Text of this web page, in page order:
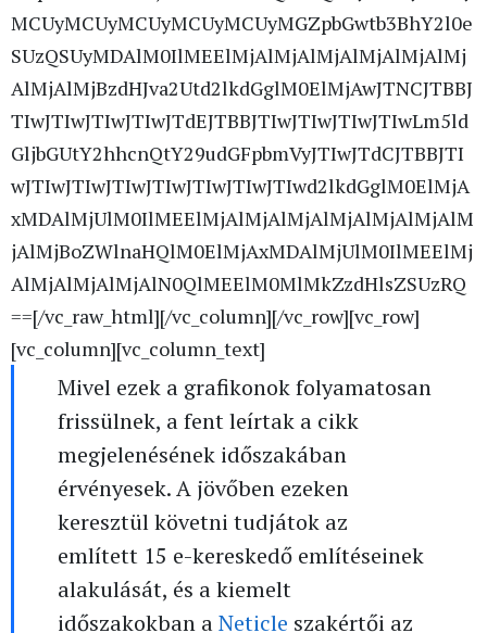
MCUyMCUyMCUyMCUyMCUyMGZpbGwtb3BhY2l0e
SUzQSUyMDAlM0IlMEElMjAlMjAlMjAlMjAlMjAlMj
AlMjAlMjBzdHJva2Utd2lkdGglM0ElMjAwJTNCJTBBJ
TIwJTIwJTIwJTIwJTdEJTBBJTIwJTIwJTIwJTIwLm5ld
GljbGUtY2hhcnQtY29udGFpbmVyJTIwJTdCJTBBJTI
wJTIwJTIwJTIwJTIwJTIwJTIwJTIwd2lkdGglM0ElMjA
xMDAlMjUlM0IlMEElMjAlMjAlMjAlMjAlMjAlMjAlM
jAlMjBoZWlnaHQlM0ElMjAxMDAlMjUlM0IlMEElMj
AlMjAlMjAlMjAlN0QlMEElM0MlMkZzdHlsZSUzRQ
==[/vc_raw_html][/vc_column][/vc_row][vc_row]
[vc_column][vc_column_text]
Mivel ezek a grafikonok folyamatosan
frissülnek, a fent leírtak a cikk
megjelenésének időszakában
érvényesek. A jövőben ezeken
keresztül követni tudjátok az
említett 15 e-kereskedő említéseinek
alakulását, és a kiemelt
időszakokban aNeticle szakértői az